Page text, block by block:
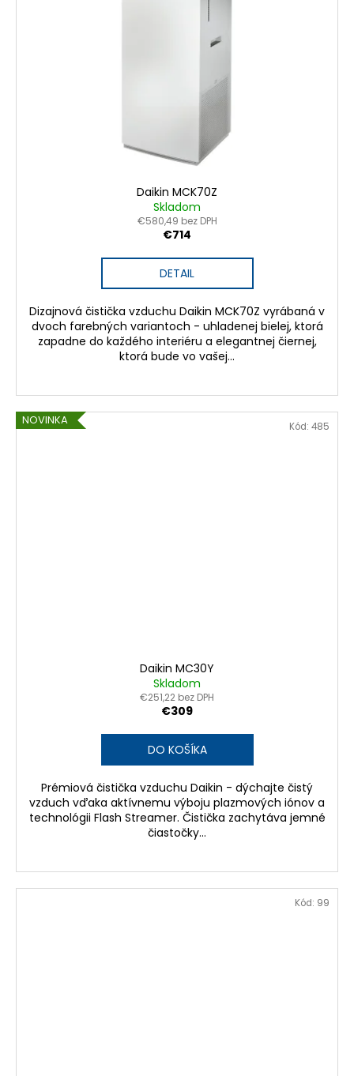
Daikin MCK70Z
Skladom
€580,49 bez DPH
€714
DETAIL
Dizajnová čistička vzduchu Daikin MCK70Z vyrábaná v
dvoch farebných variantoch - uhladenej bielej, ktorá
zapadne do každého interiéru a elegantnej čiernej,
ktorá bude vo vašej...
NOVINKA
Daikin MC30Y
Skladom
€251,22 bez DPH
€309
DO KOŠÍKA
Prémiová čistička vzduchu Daikin - dýchajte čistý
vzduch vďaka aktívnemu výboju plazmových iónov a
technológii Flash Streamer. Čistička zachytáva jemné
čiastočky...
Kód: 485
Kód: 99